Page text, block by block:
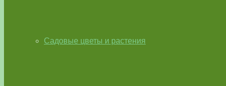
Садовые цветы и растения